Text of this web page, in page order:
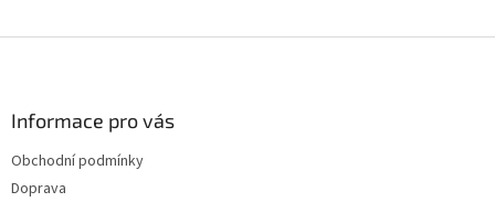
Informace pro vás
Obchodní podmínky
Doprava